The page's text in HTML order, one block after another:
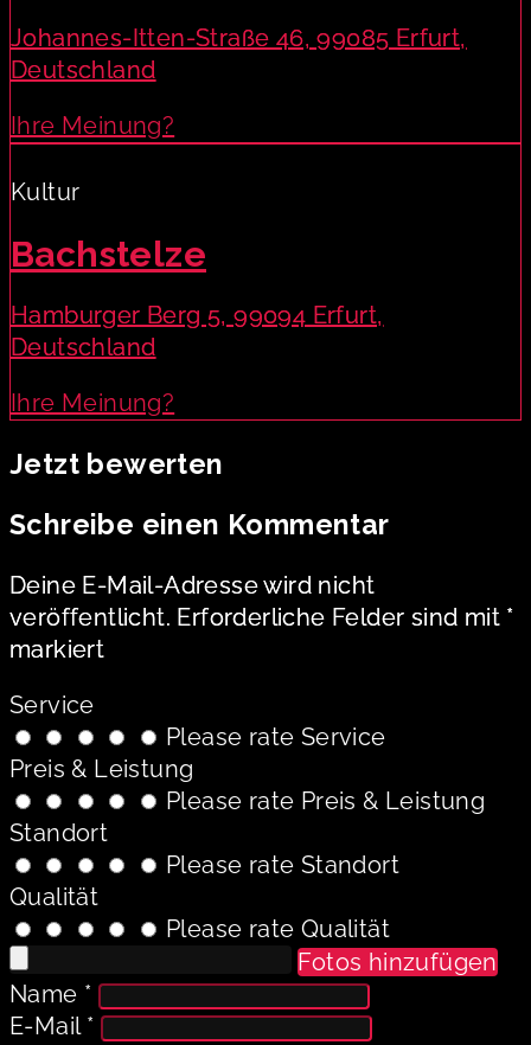
Johannes-Itten-Straße 46, 99085 Erfurt,
Deutschland
Ihre Meinung?
Kultur
Bachstelze
Hamburger Berg 5, 99094 Erfurt,
Deutschland
Ihre Meinung?
Jetzt bewerten
Schreibe einen Kommentar
Deine E-Mail-Adresse wird nicht
veröffentlicht. Erforderliche Felder sind mit *
markiert
Service
Please rate Service
Preis & Leistung
Please rate Preis & Leistung
Standort
Please rate Standort
Qualität
Please rate Qualität
Fotos hinzufügen
Name *
E-Mail *